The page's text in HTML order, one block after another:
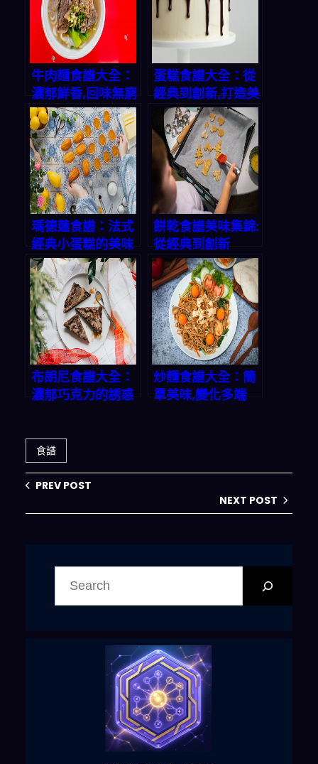
牛肉麵食譜大全：
濃郁鮮香,回味無窮
蛋糕食譜大全：從
經典到創新,打造美
味甜蜜時光
瑪德蓮食譜：法式
經典小蛋糕的美味
秘方
餅乾食譜美味集錦:
從經典到創新
布朗尼食譜大全：
濃郁巧克力的誘惑
炒麵食譜大全：簡
單美味,變化多端
食譜
PREV POST
NEXT POST